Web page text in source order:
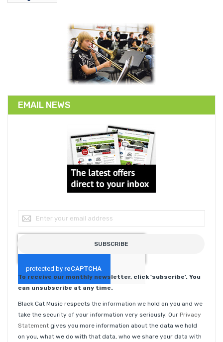
EMAIL NEWS
Sign Up for Our Newsletter:
SUBSCRIBE
To receive our monthly newsletter, click 'subscribe'. You
can unsubscribe at any time.
Black Cat Music respects the information we hold on you and we
take the security of your information very seriously. Our Privacy
Statement gives you more information about the data we hold
on you, what we do with that data, who we share your data with